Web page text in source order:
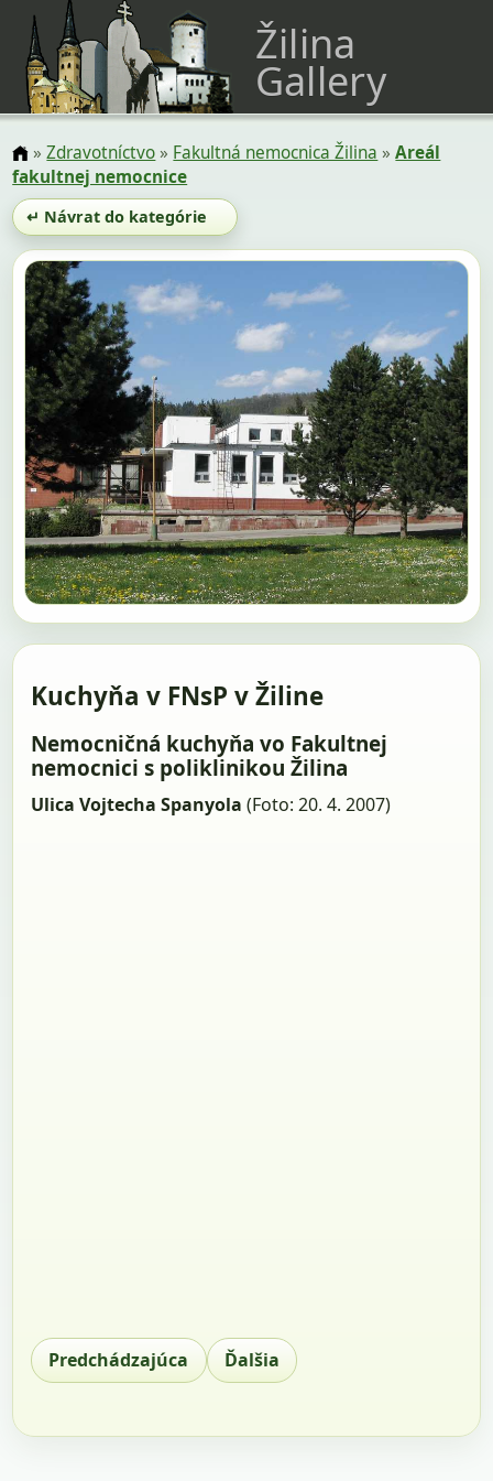
Žilina
Gallery
»Zdravotníctvo» Fakultná nemocnica Žilina »Areál
fakultnej nemocnice
↵ Návrat do kategórie
Kuchyňa v FNsP v Žiline
Nemocničná kuchyňa vo Fakultnej
nemocnici s poliklinikou Žilina
Ulica Vojtecha Spanyola (Foto: 20. 4. 2007)
Predchádzajúca Ďalšia